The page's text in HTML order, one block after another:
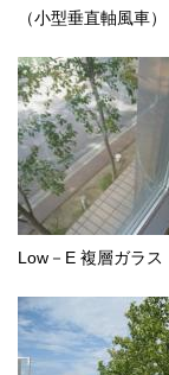
（小型垂直軸風車）
Low－E 複層ガラス